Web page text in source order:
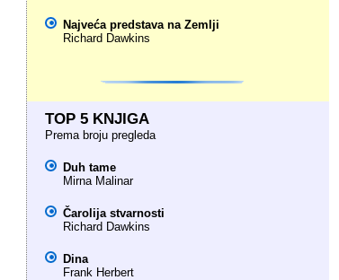
Najveća predstava na Zemlji
Richard Dawkins
TOP 5 KNJIGA
Prema broju pregleda
Duh tame
Mirna Malinar
Čarolija stvarnosti
Richard Dawkins
Dina
Frank Herbert